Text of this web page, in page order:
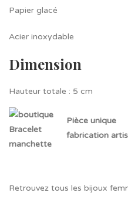
Papier glacé
Acier inoxydable
Dimension
Hauteur totale : 5 cm
Pièce unique
fabrication
Retrouvez tous les bijoux